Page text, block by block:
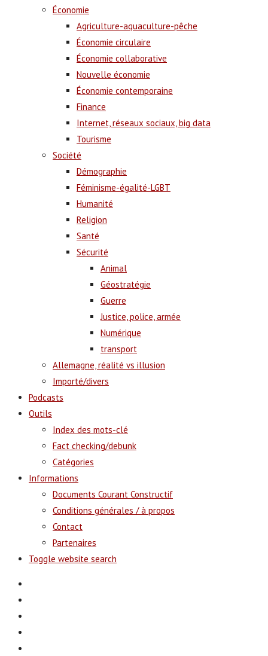
Économie
Agriculture-aquaculture-pêche
Économie circulaire
Économie collaborative
Nouvelle économie
Économie contemporaine
Finance
Internet, réseaux sociaux, big data
Tourisme
Société
Démographie
Féminisme-égalité-LGBT
Humanité
Religion
Santé
Sécurité
Animal
Géostratégie
Guerre
Justice, police, armée
Numérique
transport
Allemagne, réalité vs illusion
Importé/divers
Podcasts
Outils
Index des mots-clé
Fact checking/debunk
Catégories
Informations
Documents Courant Constructif
Conditions générales / à propos
Contact
Partenaires
Toggle website search